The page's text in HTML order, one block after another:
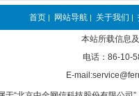
首页 | 网站导航 | 关于我们 |
本站所载信息
电话：86-10-
E-